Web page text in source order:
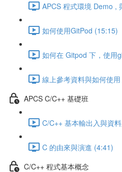
APCS 程式環境 Demo ,
如何使用GitPod (15:15)
如何在 Gitpod 下，使用
線上參考資料與如何使
APCS C/C++ 基礎班
C/C++ 基本輸出入與資
C 的由來與演進 (4:41)
C/C++ 程式基本概念